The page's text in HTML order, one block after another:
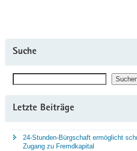
Suche
Letzte Beiträge
24-Stunden-Bürgschaft ermöglicht
Zugang zu Fremdkapital